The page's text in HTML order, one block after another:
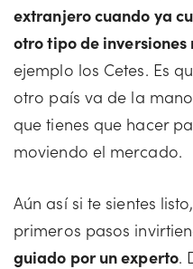
extranjero cuando ya
otro tipo de inversiones
ejemplo los Cetes. Es
otro país va de la
que tienes que hacer
moviendo el mercado.
Aún así si te sientes
primeros pasos
guiado por un experto.